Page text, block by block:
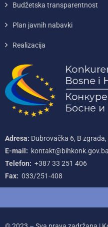
Budžetska transparentnost
Plan javnih nabavki
Realizacija
Adresa: Dubrovačka 6, B
E-mail: kontakt@bihkonk.gov.ba
Telefon: +387‌ 33‌ 251‌ 406
Fax: 033/251-408